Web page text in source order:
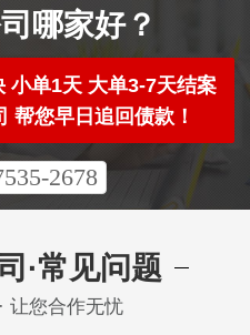
哪家好？
小单1天 大单3-7天结案
帮您早日追回债款！
2678
·常见问题
让您合作无忧